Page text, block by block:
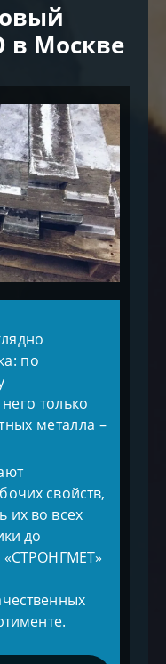
в Москве
по
только
металла –
свойств,
их во всех
до
«СТРОНГМЕТ»